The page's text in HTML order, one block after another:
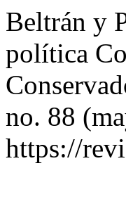
Beltrán y
política
no. 88
https://